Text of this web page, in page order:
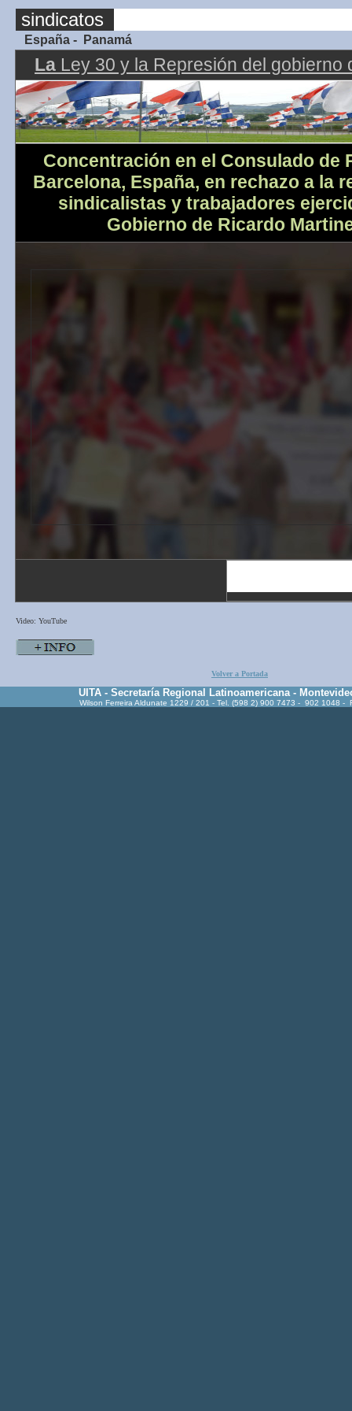
sindicatos
España - Panamá
La Ley 30 y la Represión del gobierno
Concentración en el Consulado de
Barcelona, España, en rechazo a la
sindicalistas y trabajadores
Gobierno de Ricardo
Video: YouTube
Volver a Portada
UITA - Secretaría Regional Latinoamericana -
Wilson Ferreira Aldunate 1229 / 201 - Tel. (598 2) 900 7473 - 902 1048 -